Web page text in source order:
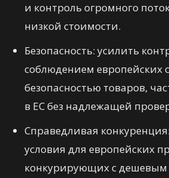
и контроль огромного
низкой стоимости.
Безопасность: усилить
соблюдением европейских
безопасностью товаров,
в ЕС без надлежащей
Справедливая
условия для европейских
конкурирующих с